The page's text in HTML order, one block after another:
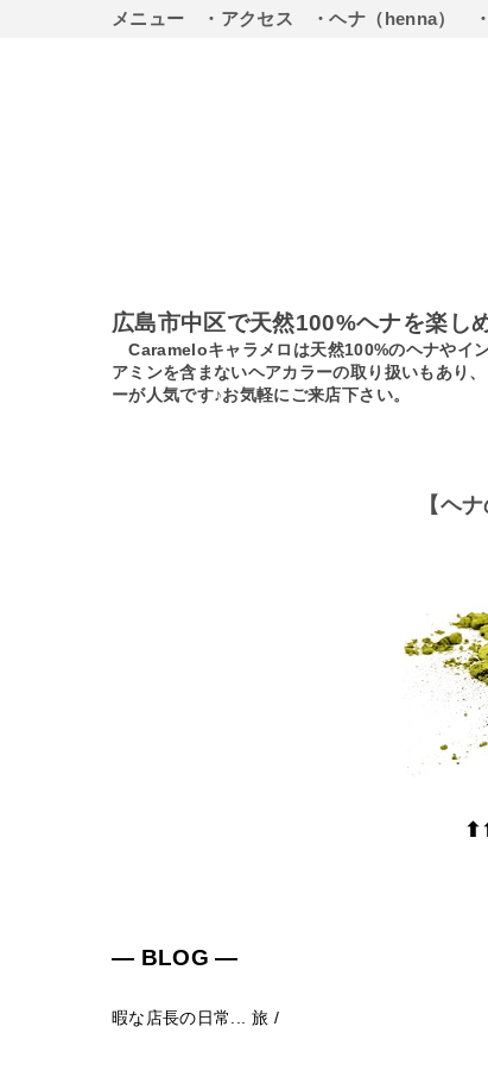
メニュー ・アクセス ・ヘナ（henna）
広島市中区で天然100%ヘナを楽し
Carameloキャラメロは天然100%のヘナやイ
アミンを含まないヘアカラーの取り扱いもあり
ーが人気です♪お気軽にご来店下さい。
【ヘ
― BLOG ―
暇な店長の日常... 旅 /